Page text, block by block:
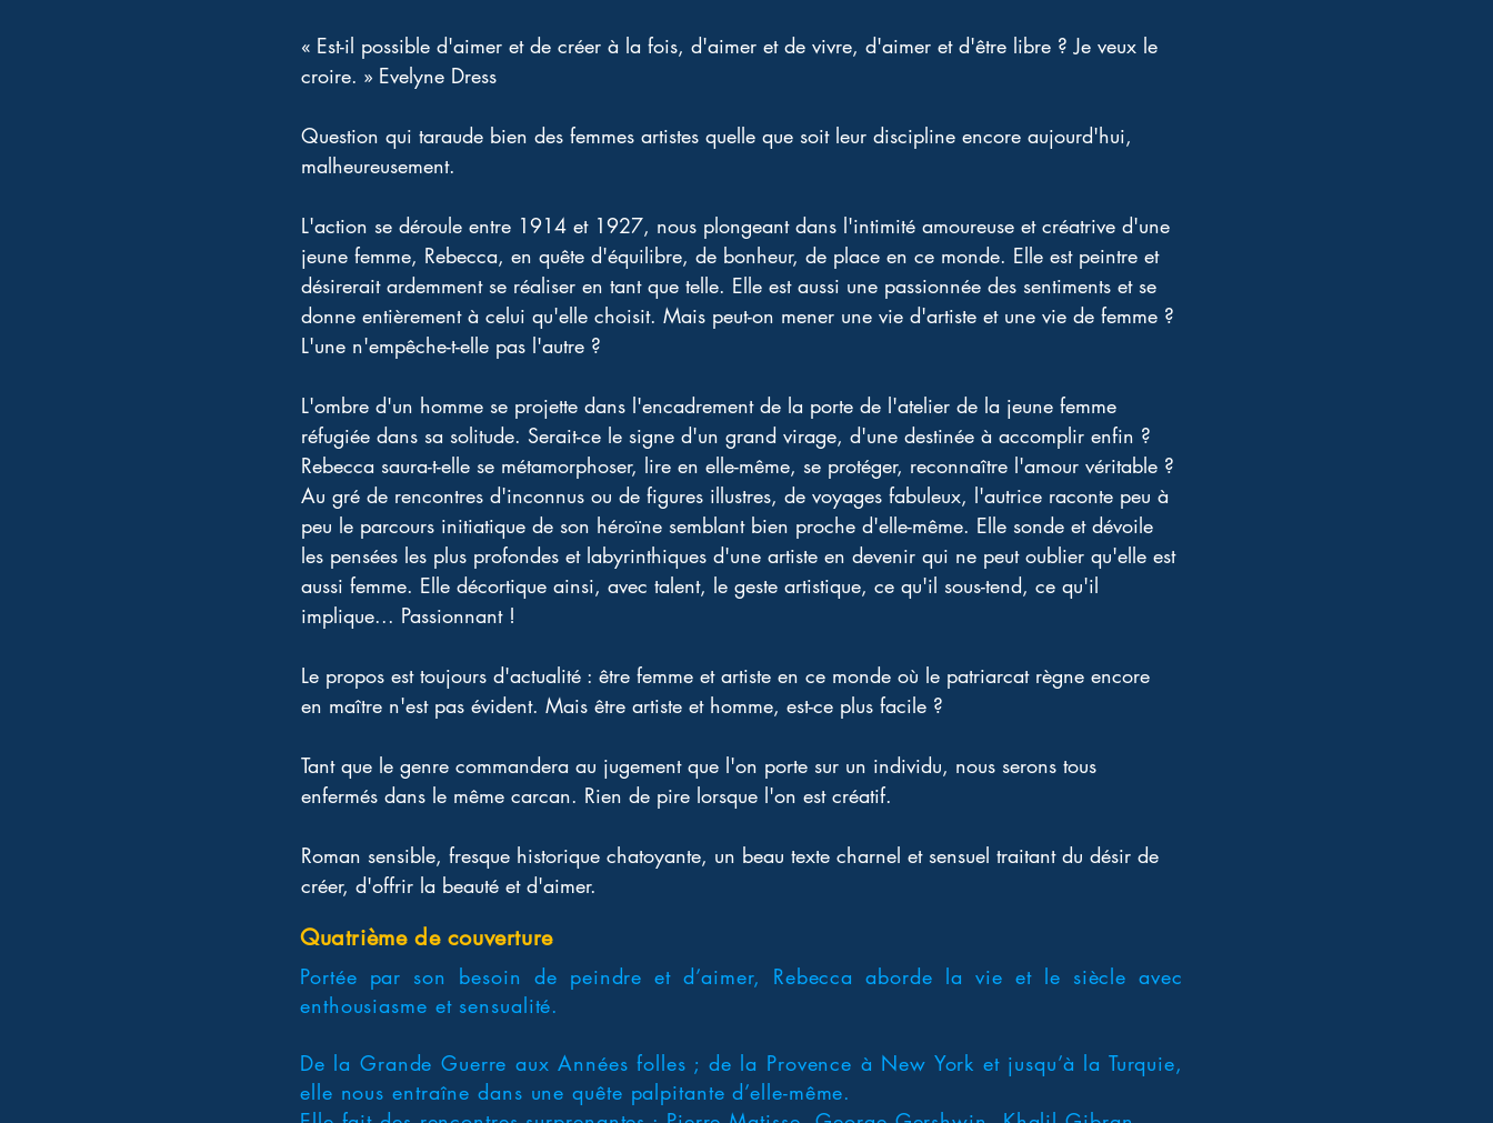
« Est-il possible d'aimer et de créer à la fois, d'aimer et de vivre, d'aimer et d'être libre ? Je veux le
croire. » Evelyne Dress
Question qui taraude bien des femmes artistes quelle que soit leur discipline encore aujourd'hui,
malheureusement.
L'action se déroule entre 1914 et 1927, nous plongeant dans l'intimité amoureuse et créatrive d'une
jeune femme, Rebecca, en quête d'équilibre, de bonheur, de place en ce monde. Elle est peintre et
désirerait ardemment se réaliser en tant que telle. Elle est aussi une passionnée des sentiments et se
donne entièrement à celui qu'elle choisit. Mais peut-on mener une vie d'artiste et une vie de femme ?
L'une n'empêche-t-elle pas l'autre ?
L'ombre d'un homme se projette dans l'encadrement de la porte de l'atelier de la jeune femme
réfugiée dans sa solitude. Serait-ce le signe d'un grand virage, d'une destinée à accomplir enfin ?
Rebecca saura-t-elle se métamorphoser, lire en elle-même, se protéger, reconnaître l'amour véritable ?
Au gré de rencontres d'inconnus ou de figures illustres, de voyages fabuleux, l'autrice raconte peu à
peu le parcours initiatique de son héroïne semblant bien proche d'elle-même. Elle sonde et dévoile
les pensées les plus profondes et labyrinthiques d'une artiste en devenir qui ne peut oublier qu'elle est
aussi femme. Elle décortique ainsi, avec talent, le geste artistique, ce qu'il sous-tend, ce qu'il
implique... Passionnant !
Le propos est toujours d'actualité : être femme et artiste en ce monde où le patriarcat règne encore
en maître n'est pas évident. Mais être artiste et homme, est-ce plus facile ?
Tant que le genre commandera au jugement que l'on porte sur un individu, nous serons tous
enfermés dans le même carcan. Rien de pire lorsque l'on est créatif.
Roman sensible, fresque historique chatoyante, un beau texte charnel et sensuel traitant du désir de
créer, d'offrir la beauté et d'aimer.
Quatrième de couverture
Portée par son besoin de peindre et d’aimer, Rebecca aborde la vie et le siècle avec
enthousiasme et sensualité.
De la Grande Guerre aux Années folles ; de la Provence à New York et jusqu’à la Turquie,
elle nous entraîne dans une quête palpitante d’elle-même.